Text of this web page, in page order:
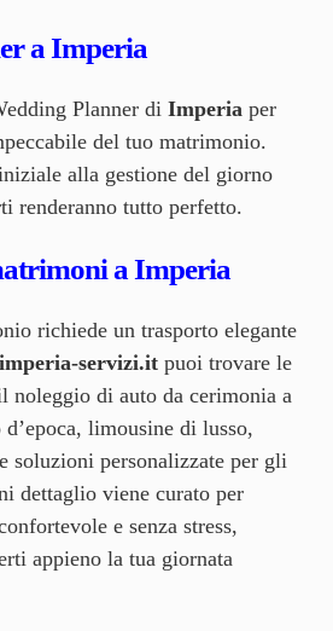
a Imperia
Planner di Imperiaper
del tuo matrimonio.
alla gestione del giorno
renderanno tutto perfetto.
a Imperia
richiede un trasporto elegante
servizi.itpuoi trovare le
di auto da cerimonia a
limousine di lusso,
soluzioni personalizzate per gli
dettaglio viene curato per
e senza stress,
appieno la tua giornata